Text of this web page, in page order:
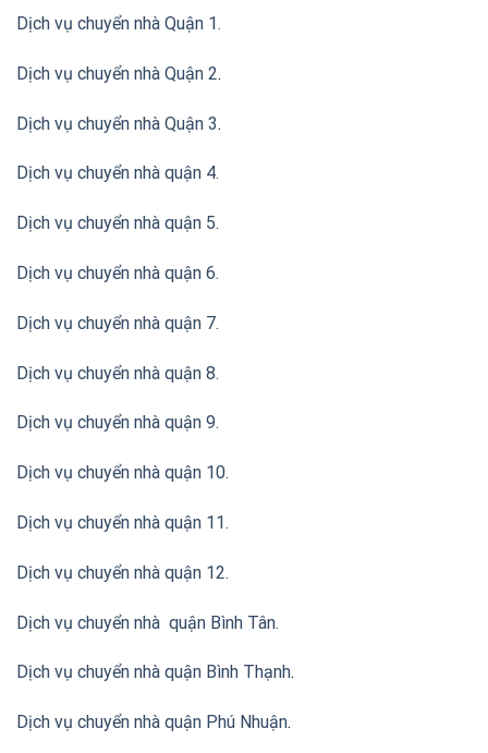
Dịch vụ chuyển nhà Quận 1.
Dịch vụ chuyển nhà Quận 2.
Dịch vụ chuyển nhà Quận 3.
Dịch vụ chuyển nhà quận 4.
Dịch vụ chuyển nhà quận 5.
Dịch vụ chuyển nhà quận 6.
Dịch vụ chuyển nhà quận 7.
Dịch vụ chuyển nhà quận 8.
Dịch vụ chuyển nhà quận 9.
Dịch vụ chuyển nhà quận 10.
Dịch vụ chuyển nhà quận 11.
Dịch vụ chuyển nhà quận 12.
Dịch vụ chuyển nhà quận Bình Tân.
Dịch vụ chuyển nhà quận Bình Thạnh.
Dịch vụ chuyển nhà quận Phú Nhuận.